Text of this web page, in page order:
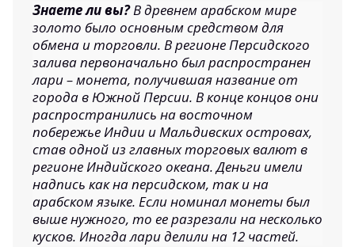
Знаете ли вы?В древнем арабском мире
золото было основным средством для
обмена и торговли. В регионе Персидского
залива первоначально был распространен
лари – монета, получившая название от
города в Южной Персии. В конце концов они
распространились на восточном
побережье Индии и Мальдивских островах,
став одной из главных торговых валют в
регионе Индийского океана. Деньги имели
надпись как на персидском, так и на
арабском языке. Если номинал монеты был
выше нужного, то ее разрезали на несколько
кусков. Иногда лари делили на 12 частей.